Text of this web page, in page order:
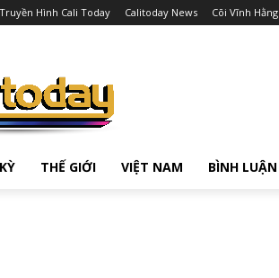
Truyền Hình Cali Today Calitoday News Cõi Vĩnh Hằng
THẾ GIỚI VIỆT NAM BÌNH LUẬN